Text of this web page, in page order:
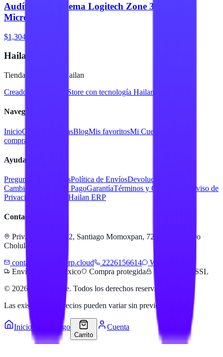
Audífonos Diadema Logitech Zone 300 con
Micrófono
$1,304
Hailan Store
Tienda en línea de Hailan
Creado para
Hailan Store con tecnología Hailan ERP
Navegación
InicioCatálogo MarcasBlogMis favoritosMi Cuenta
compra
Ayuda
Preguntas FrecuentesPolítica de EnvíosDevoluciones y
Cambios
Métodos de PagoGarantíaTérminos y Condiciones
Aviso de
Privacidad
Servicios Hailan ERP
Contacto
Priv. Alejandra 512, Santiago Momoxpan, 72775 San Pedro
Cholula, Pue.
contacto@hailanerp.cloud
2226156614
WhatsApp
Envíos a todo México
Compra protegida
Pago seguro SSL
© 2026 Hailan Store. Todos los derechos reservados.
Las existencias y precios pueden variar sin previo aviso.
Inicio Catálogo
Carrito
Cuenta